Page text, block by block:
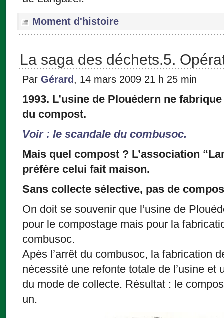
Moment d'histoire
La saga des déchets.5.
Par Gérard , 14 mars 2009 21 h 25 min
1993. L’usine de Plouédern ne
du compost.
Voir : le scandale du combusoc.
Mais quel compost ? L’association
préfère celui fait maison.
Sans collecte sélective, pas de
On doit se souvenir que l’usine de
pour le compostage mais pour la
combusoc.
Apès l’arrêt du combusoc, la fabrication
nécessité une refonte totale de l’usine et
du mode de collecte. Résultat : le
un.